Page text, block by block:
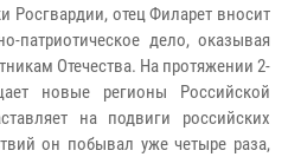
Росгвардии, отец Филарет вносит
патриотическое дело, оказывая
Отечества. На протяжении 2-
новые регионы Российской
на подвиги российских
он побывал уже четыре раза,